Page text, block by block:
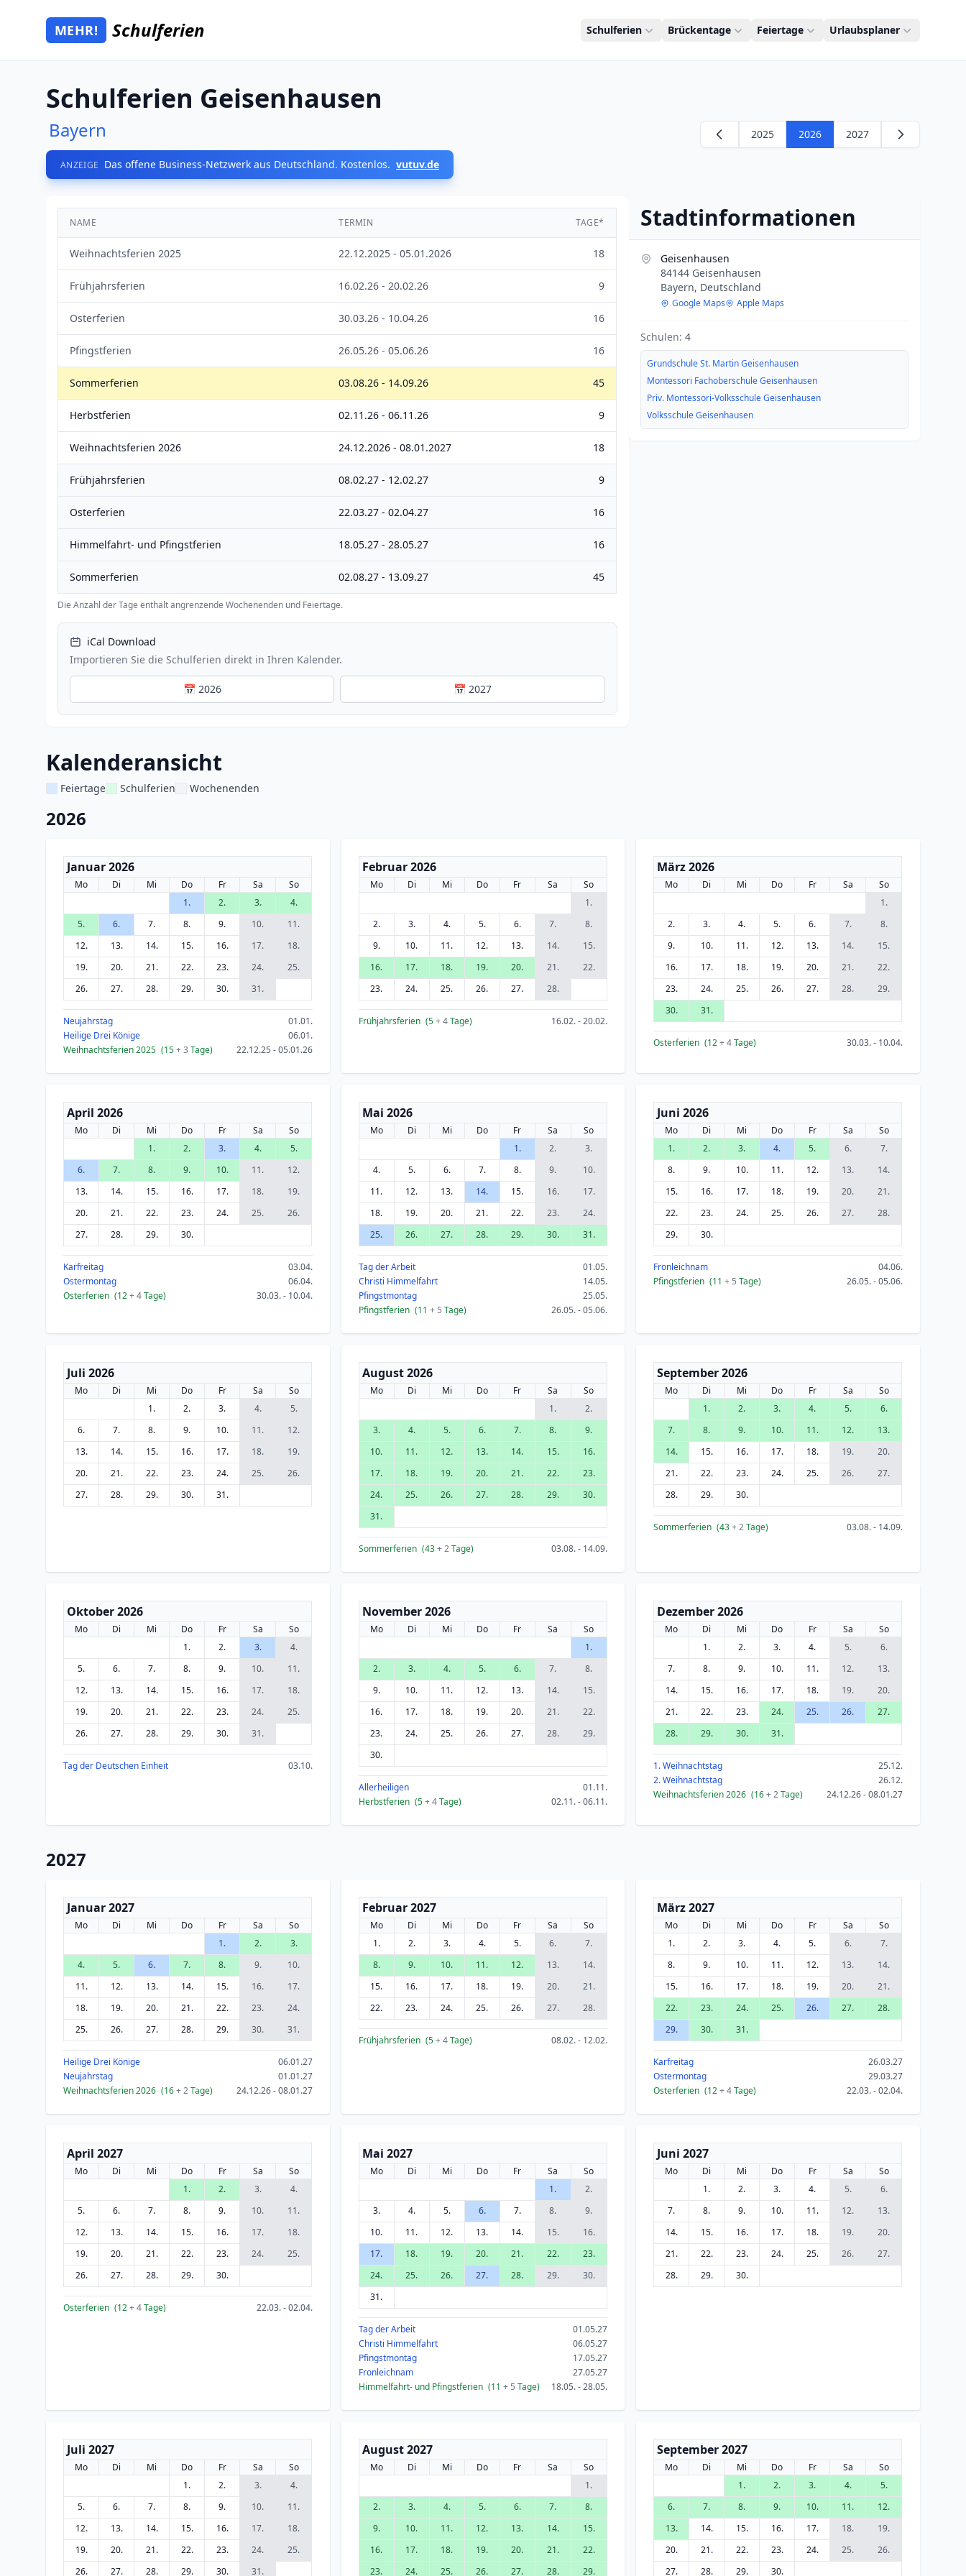
Zum Hauptinhalt springen
Mehr Schulferien
MEHR! Schulferien Schulferien Brückentage Feiertage Urlaubsplaner
Schulferien Geisenhausen
Bayern
ANZEIGE Das offene Business-Netzwerk aus Deutschland. Kostenlos. vutuv.de
2025 2026 2027
NAME TERMIN TAGE*
Weihnachtsferien 2025 22.12.2025 - 05.01.2026 18
Frühjahrsferien 16.02.26 - 20.02.26 9
Osterferien 30.03.26 - 10.04.26 16
Pfingstferien 26.05.26 - 05.06.26 16
Sommerferien 03.08.26 - 14.09.26 45
Herbstferien 02.11.26 - 06.11.26 9
Weihnachtsferien 2026 24.12.2026 - 08.01.2027 18
Frühjahrsferien 08.02.27 - 12.02.27 9
Osterferien 22.03.27 - 02.04.27 16
Himmelfahrt- und Pfingstferien 18.05.27 - 28.05.27 16
Sommerferien 02.08.27 - 13.09.27 45
Die Anzahl der Tage enthält angrenzende Wochenenden und Feiertage.
iCal Download
Importieren Sie die Schulferien direkt in Ihren Kalender.
📅 2026 📅 2027
Stadtinformationen
Geisenhausen
84144 Geisenhausen
Bayern, Deutschland
Google Maps Apple Maps
Schulen: 4
Grundschule St. Martin Geisenhausen
Montessori Fachoberschule Geisenhausen
Priv. Montessori-Volksschule Geisenhausen
Volksschule Geisenhausen
Kalenderansicht
Feiertage Schulferien Wochenenden
2026
Januar 2026
Mo Di Mi Do Fr Sa
So
1.
2. 3.
4.
5.
6. 7. 8. 9. 10.
11.
12.
13. 14. 15. 16. 17.
18.
19.
20. 21. 22. 23. 24.
25.
26.
27. 28. 29. 30. 31.
Neujahrstag
01.01.
Heilige Drei Könige
06.01.
Weihnachtsferien 2025 (15+ 3 Tage) 22.12.25 - 05.01.26
Februar 2026
Mo Di Mi Do Fr Sa
So
1.
2.
3. 4. 5. 6. 7.
8.
9.
10. 11. 12. 13. 14.
15.
16.
17. 18. 19. 20. 21.
22.
23.
24. 25. 26. 27. 28.
Frühjahrsferien (5+ 4Tage) 16.02. - 20.02.
März 2026
Mo Di Mi Do Fr Sa
So
1.
2.
3. 4. 5. 6. 7.
8.
9.
10. 11. 12. 13. 14.
15.
16.
17. 18. 19. 20. 21.
22.
23.
24. 25. 26. 27. 28.
29.
30.
31.
Osterferien (12+ 4Tage) 30.03. - 10.04.
April 2026
Mo Di Mi Do Fr Sa
So
1.
2. 3. 4.
5.
6.
7. 8. 9. 10. 11.
12.
13.
14. 15. 16. 17. 18.
19.
20.
21. 22. 23. 24. 25.
26.
27.
28. 29. 30.
Karfreitag
03.04.
Ostermontag
06.04.
Osterferien (12+ 4Tage) 30.03. - 10.04.
Mai 2026
Mo Di Mi Do Fr Sa
So
1.
2.
3.
4.
5. 6. 7. 8. 9.
10.
11.
12. 13. 14. 15. 16.
17.
18.
19. 20. 21. 22. 23.
24.
25.
26. 27. 28. 29. 30. 31.
Tag der Arbeit
01.05.
Christi Himmelfahrt
14.05.
Pfingstmontag
25.05.
Pfingstferien (11 + 5 Tage) 26.05. - 05.06.
Juni 2026
Mo Di Mi Do Fr Sa
So
1.
2. 3. 4. 5. 6.
7.
8.
9. 10. 11. 12. 13.
14.
15.
16. 17. 18. 19. 20.
21.
22.
23. 24. 25. 26. 27.
28.
29.
30.
Fronleichnam
04.06.
Pfingstferien (11+ 5 Tage) 26.05. - 05.06.
Juli 2026
Mo Di Mi Do Fr Sa
So
1.
2. 3. 4.
5.
6.
7. 8. 9. 10. 11.
12.
13.
14. 15. 16. 17. 18.
19.
20.
21. 22. 23. 24. 25.
26.
27.
28. 29. 30. 31.
August 2026
Mo Di Mi Do Fr Sa
So
1.
2.
3.
4. 5. 6. 7. 8.
9.
10.
11. 12. 13. 14. 15.
16.
17.
18. 19. 20. 21. 22.
23.
24.
25. 26. 27. 28. 29.
30.
31.
Sommerferien (43+ 2Tage) 03.08. - 14.09.
September 2026
Mo Di Mi Do Fr Sa
So
1.
2. 3. 4. 5.
6.
7.
8. 9. 10. 11. 12.
13.
14.
15. 16. 17. 18. 19.
20.
21.
22. 23. 24. 25. 26.
27.
28.
29. 30.
Sommerferien (43+ 2Tage) 03.08. - 14.09.
Oktober 2026
Mo Di Mi Do Fr Sa
So
1.
2. 3.
4.
5.
6. 7. 8. 9. 10.
11.
12.
13. 14. 15. 16. 17.
18.
19.
20. 21. 22. 23. 24.
25.
26.
27. 28. 29. 30. 31.
Tag der Deutschen Einheit 03.10.
November 2026
Mo Di Mi Do Fr Sa
So
1.
2.
3. 4. 5. 6. 7.
8.
9.
10. 11. 12. 13. 14.
15.
16.
17. 18. 19. 20. 21.
22.
23.
24. 25. 26. 27. 28.
29.
30.
Allerheiligen
01.11.
Herbstferien (5+ 4Tage) 02.11. - 06.11.
Dezember 2026
Mo Di Mi Do Fr Sa
So
1.
2. 3. 4. 5.
6.
7.
8. 9. 10. 11. 12.
13.
14.
15. 16. 17. 18. 19.
20.
21.
22. 23. 24. 25. 26.
27.
28.
29. 30. 31.
1. Weihnachtstag
25.12.
2. Weihnachtstag
26.12.
Weihnachtsferien 2026 (16+ 2Tage) 24.12.26 - 08.01.27
2027
Januar 2027
Mo Di Mi Do Fr Sa
So
1.
2.
3.
4.
5. 6. 7. 8. 9.
10.
11.
12. 13. 14. 15. 16.
17.
18.
19. 20. 21. 22. 23.
24.
25.
26. 27. 28. 29. 30. 31.
Heilige Drei Könige
06.01.27
Neujahrstag
01.01.27
Weihnachtsferien 2026 (16+ 2Tage) 24.12.26 - 08.01.27
Februar 2027
Mo Di Mi Do Fr Sa
So
1.
2. 3. 4. 5. 6.
7.
8.
9. 10. 11. 12. 13.
14.
15.
16. 17. 18. 19. 20.
21.
22.
23. 24. 25. 26. 27. 28.
Frühjahrsferien (5+ 4Tage) 08.02. - 12.02.
März 2027
Mo Di Mi Do Fr Sa
So
1.
2. 3. 4. 5. 6.
7.
8.
9. 10. 11. 12. 13.
14.
15.
16. 17. 18. 19. 20.
21.
22.
23. 24. 25. 26. 27.
28.
29.
30. 31.
Karfreitag
26.03.27
Ostermontag
29.03.27
Osterferien (12+ 4Tage) 22.03. - 02.04.
April 2027
Mo Di Mi Do Fr Sa
So
1.
2. 3.
4.
5.
6. 7. 8. 9. 10.
11.
12.
13. 14. 15. 16. 17.
18.
19.
20. 21. 22. 23. 24.
25.
26.
27. 28. 29. 30.
Osterferien (12+ 4Tage) 22.03. - 02.04.
Mai 2027
Mo Di Mi Do Fr Sa
So
1.
2.
3.
4. 5. 6. 7. 8.
9.
10.
11. 12. 13. 14. 15.
16.
17.
18. 19. 20. 21. 22.
23.
24.
25. 26. 27. 28. 29.
30.
31.
Tag der Arbeit
01.05.27
Christi Himmelfahrt
06.05.27
Pfingstmontag
17.05.27
Fronleichnam
27.05.27
Himmelfahrt- und Pfingstferien (11 + 5 Tage) 18.05. - 28.05.
Juni 2027
Mo Di Mi Do Fr Sa
So
1.
2. 3. 4. 5.
6.
7.
8. 9. 10. 11. 12.
13.
14.
15. 16. 17. 18. 19.
20.
21.
22. 23. 24. 25. 26.
27.
28.
29. 30.
Juli 2027
Mo Di Mi Do Fr Sa
So
1.
2. 3.
4.
5.
6. 7. 8. 9. 10.
11.
12.
13. 14. 15. 16. 17.
18.
19.
20. 21. 22. 23. 24.
25.
26.
27. 28. 29. 30. 31.
August 2027
Mo Di Mi Do Fr Sa
So
1.
2.
3. 4. 5. 6. 7.
8.
9.
10. 11. 12. 13. 14.
15.
16.
17. 18. 19. 20. 21.
22.
23.
24. 25. 26. 27. 28. 29.
September 2027
Mo Di Mi Do Fr Sa
So
1.
2. 3. 4.
5.
6.
7. 8. 9. 10. 11.
12.
13.
14. 15. 16. 17. 18.
19.
20.
21. 22. 23. 24. 25.
26.
27.
28. 29. 30.